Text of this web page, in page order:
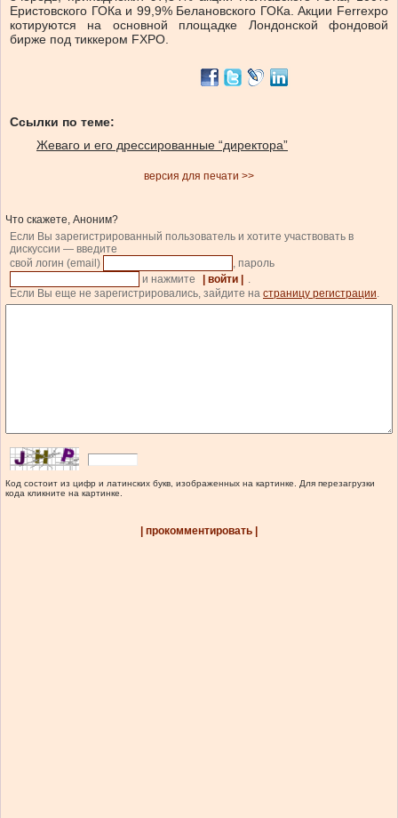
Еристовского ГОКа и 99,9% Белановского ГОКа. Акции Ferrexpo
котируются на основной площадке Лондонской фондовой
бирже под тиккером FXPO.
Ссылки по теме:
Жеваго и его дрессированные “директора”
версия для печати >>
Что скажете, Аноним?
Если Вы зарегистрированный пользователь и хотите участвовать в
дискуссии — введите
свой логин (email)
, пароль
и нажмите
| войти |
.
Если Вы еще не зарегистрировались, зайдите на страницу регистрации.
Код состоит из цифр и латинских букв, изображенных на картинке. Для перезагрузки
кода кликните на картинке.
| прокомментировать |